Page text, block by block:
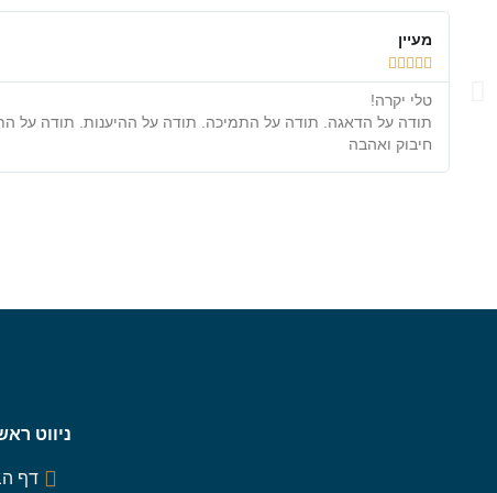
מעיין





טלי יקרה!
תודה על הדאגה. תודה על התמיכה. תודה על ההיענות. תודה על
חיבוק ואהבה
ניווט
דף